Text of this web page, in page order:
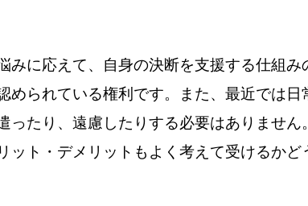
みに応えて、自身の決断を支援する仕組み
られている権利です。また、最近では日
ったり、遠慮したりする必要はありません
ット・デメリットもよく考えて受けるかど